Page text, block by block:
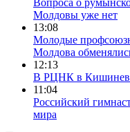
Молдовы уже нет
13:08
Молодые
Молдова
12:13
В РЦНК в
11:04
Российский
мира